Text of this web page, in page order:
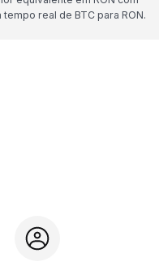
real de BTC para RON.